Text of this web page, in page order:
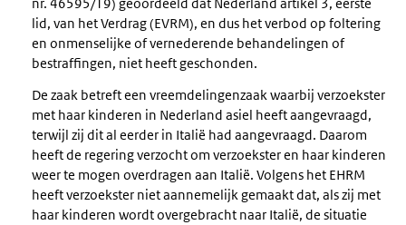
lid, van het Verdrag (EVRM), en dus het verbod op foltering
en onmenselijke of vernederende behandelingen of
bestraffingen, niet heeft geschonden.
De zaak betreft een vreemdelingenzaak waarbij verzoekster
met haar kinderen in Nederland asiel heeft aangevraagd,
terwijl zij dit al eerder in Italië had aangevraagd. Daarom
heeft de regering verzocht om verzoekster en haar kinderen
weer te mogen overdragen aan Italië. Volgens het EHRM
heeft verzoekster niet aannemelijk gemaakt dat, als zij met
haar kinderen wordt overgebracht naar Italië, de situatie